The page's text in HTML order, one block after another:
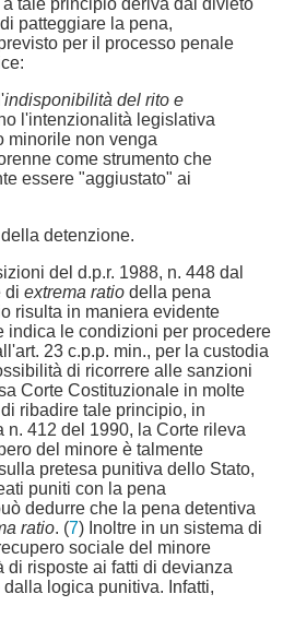
tale principio deriva dal divieto
patteggiare la pena,
per il processo penale
indisponibilità del rito e
l'intenzionalità legislativa
minorile non venga
come strumento che
essere "aggiustato" ai
detenzione.
del d.p.r. 1988, n. 448 dal
di extrema ratio della pena
risulta in maniera evidente
indica le condizioni per procedere
23 c.p.p. min., per la custodia
di ricorrere alle sanzioni
Corte Costituzionale in molte
ribadire tale principio, in
n. 412 del 1990, la Corte rileva
del minore è talmente
pretesa punitiva dello Stato,
puniti con la pena
dedurre che la pena detentiva
ratio. (7) Inoltre in un sistema di
sociale del minore
di risposte ai fatti di devianza
logica punitiva. Infatti,